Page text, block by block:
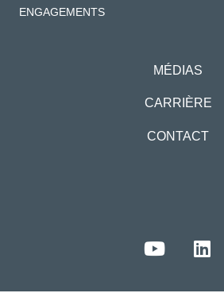
ENGAGEMENTS
MÉDIAS
CARRIÈRE
CONTACT